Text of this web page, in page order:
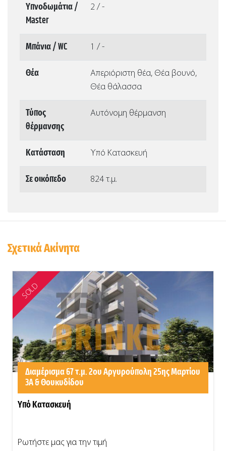
Υπνοδωμάτια /
Master
2 / -
Μπάνια / WC 1 / -
Θέα
Απεριόριστη θέα, Θέα βουνό,
Θέα θάλασσα
Τύπος
θέρμανσης
Αυτόνομη θέρμανση
Κατάσταση Υπό Κατασκευή
Σε οικόπεδο 824 τ.μ.
Σχετικά Ακίνητα
SOLD
Διαμέρισμα 67 τ.μ. 2ου Αργυρούπολη 25ης Μαρτίου
3Α & Θουκυδίδου
Υπό Κατασκευή
Ρωτήστε μας για την τιμή